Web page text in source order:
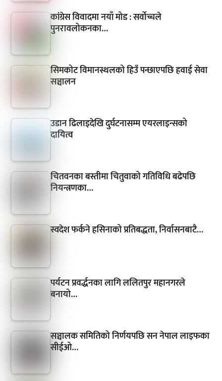
कांग्रेस विवादमा नयाँ मोड : सर्वोच्चले
पुनरावलोकनका…
सिमकोट विमानस्थलको हिउँ पन्छाएपछि हवाई सेवा
सञ्चालन
उडान ढिलाइदेखि दुर्घटनासम्म एयरलाइन्सको
दायित्व
चितवनका बस्तीमा चितुवाको गतिविधि बढेपछि
नियन्त्रणका…
स्वदेश फर्कने हसिनाको प्रतिबद्धता, निर्वासनबाटै…
पर्यटन प्रवर्द्धनका लागि ललितपुर महानगरले
बनायो…
सञ्चालक समितिको निर्णयपछि सन नेपाल लाइफका
सीईओ…